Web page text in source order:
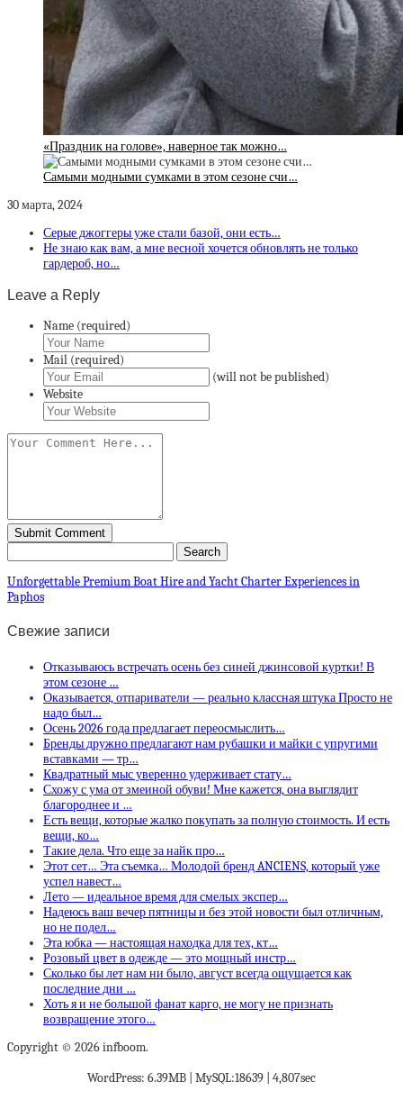
«Праздник на голове», наверное так можно…
Самыми модными сумками в этом сезоне счи…
30 марта, 2024
Серые джоггеры уже стали базой, они есть…
Не знаю как вам, а мне весной хочется обновлять не только
гардероб, но…
Leave a Reply
Name (required)
Mail (required)
(will not be published)
Website
Unforgettable Premium Boat Hire and Yacht Charter Experiences in
Paphos
Свежие записи
Отказываюсь встречать осень без синей джинсовой куртки! В
этом сезоне …
Оказывается, отпариватели — реально классная штука Просто не
надо был…
Осень 2026 года предлагает переосмыслить…
Бренды дружно предлагают нам рубашки и майки с упругими
вставками — тр…
Квадратный мыс уверенно удерживает стату…
Схожу с ума от змеиной обуви! Мне кажется, она выглядит
благороднее и …
Есть вещи, которые жалко покупать за полную стоимость. И есть
вещи, ко…
Такие дела. Что еще за найк про…
Этот сет… Эта съемка… Молодой бренд ANCIENS, который уже
успел навест…
Лето — идеальное время для смелых экспер…
Надеюсь ваш вечер пятницы и без этой новости был отличным,
но не подел…
Эта юбка — настоящая находка для тех, кт…
Розовый цвет в одежде — это мощный инстр…
Сколько бы лет нам ни было, август всегда ощущается как
последние дни …
Хоть я и не большой фанат карго, не могу не признать
возвращение этого…
Copyright © 2026 infboom.
WordPress: 6.39MB | MySQL:18639 | 4,807sec